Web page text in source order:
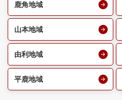
鹿角地域
山本地域
由利地域
平鹿地域